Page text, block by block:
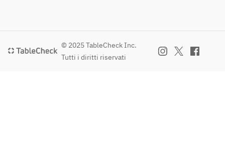
© 2025 TableCheck Inc.
Tutti i diritti riservati